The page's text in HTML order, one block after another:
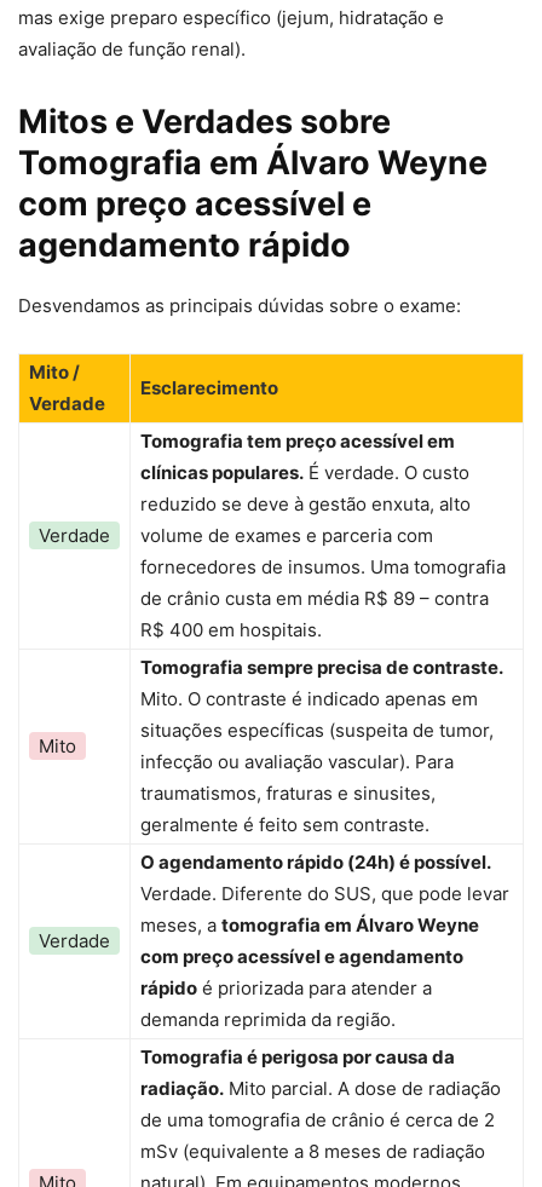
mas exige preparo específico (jejum, hidratação e
avaliação de função renal).
Mitos e Verdades sobre
Tomografia em Álvaro Weyne
com preço acessível e
agendamento rápido
Desvendamos as principais dúvidas sobre o exame:
Mito /
Verdade
Esclarecimento
Verdade
Tomografia tem preço acessível em
clínicas populares. É verdade. O custo
reduzido se deve à gestão enxuta, alto
volume de exames e parceria com
fornecedores de insumos. Uma tomografia
de crânio custa em média R$ 89 – contra
R$ 400 em hospitais.
Mito
Tomografia sempre precisa de contraste.
Mito. O contraste é indicado apenas em
situações específicas (suspeita de tumor,
infecção ou avaliação vascular). Para
traumatismos, fraturas e sinusites,
geralmente é feito sem contraste.
Verdade
O agendamento rápido (24h) é possível.
Verdade. Diferente do SUS, que pode levar
meses, a tomografia em Álvaro Weyne
com preço acessível e agendamento
rápido é priorizada para atender a
demanda reprimida da região.
Tomografia é perigosa por causa da
radiação. Mito parcial. A dose de radiação
de uma tomografia de crânio é cerca de 2
mSv (equivalente a 8 meses de radiação